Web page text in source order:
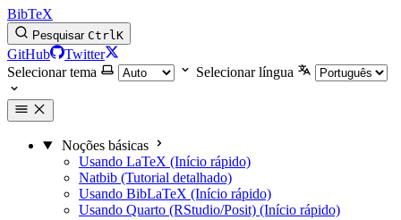
BibTeX
Pesquisar CtrlK
GitHub
Twitter
Selecionar tema
Selecionar língua
Noções básicas
Usando LaTeX (Início rápido)
Natbib (Tutorial detalhado)
Usando BibLaTeX (Início rápido)
Usando Quarto (RStudio/Posit) (Início rápido)